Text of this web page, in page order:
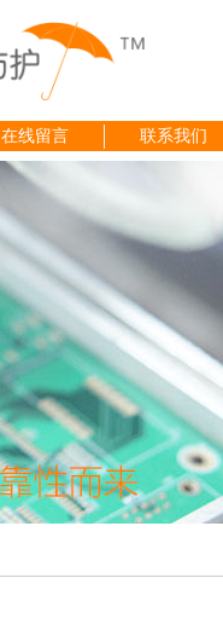
在线留言 联系我们